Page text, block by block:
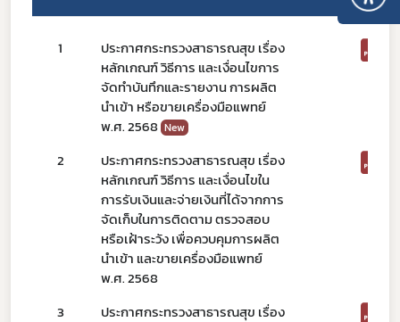
1
ประกาศกระทรวงสาธารณสุข เรื่อง
หลักเกณฑ์ วิธีการ และเงื่อนไขการ
จัดทำบันทึกและรายงาน การผลิต
นำเข้า หรือขายเครื่องมือแพทย์
พ.ศ. 2568 New
2
ประกาศกระทรวงสาธารณสุข เรื่อง
หลักเกณฑ์ วิธีการ และเงื่อนไขใน
การรับเงินและจ่ายเงินที่ได้จากการ
จัดเก็บในการติดตาม ตรวจสอบ
หรือเฝ้าระวัง เพื่อควบคุมการผลิต
นำเข้า และขายเครื่องมือแพทย์
พ.ศ. 2568
3
ประกาศกระทรวงสาธารณสุข เรื่อง